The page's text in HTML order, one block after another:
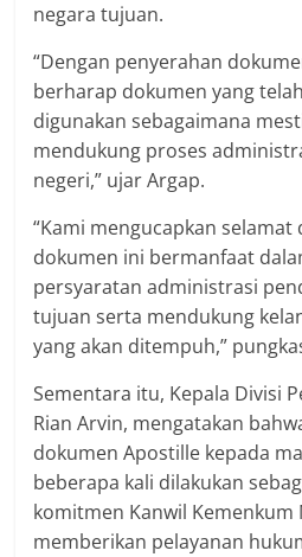
negara tujuan.
“Dengan penyerahan
berharap dokumen yang
digunakan sebagaimana
mendukung proses
negeri,” ujar Argap.
“Kami mengucapkan selamat
dokumen ini bermanfaat
persyaratan administrasi
tujuan serta mendukung
yang akan ditempuh,”
Sementara itu, Kepala Divisi
Rian Arvin, mengatakan
dokumen Apostille kepada
beberapa kali dilakukan
komitmen Kanwil Kemenkum
memberikan pelayanan